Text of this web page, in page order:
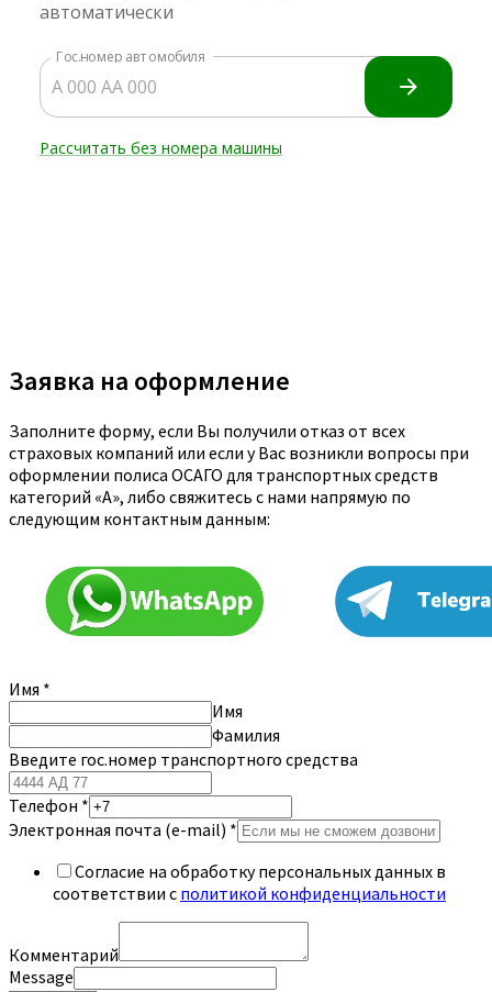
Заявка на оформление
Заполните форму, если Вы получили отказ от всех
страховых компаний или если у Вас возникли вопросы при
оформлении полиса ОСАГО для транспортных средств
категорий «A», либо свяжитесь с нами напрямую по
следующим контактным данным:
Имя *
Имя
Фамилия
Введите гос.номер транспортного средства
Телефон *
Электронная почта (e-mail) *
Согласие на обработку персональных данных в
соответствии с политикой конфиденциальности
Комментарий
Message